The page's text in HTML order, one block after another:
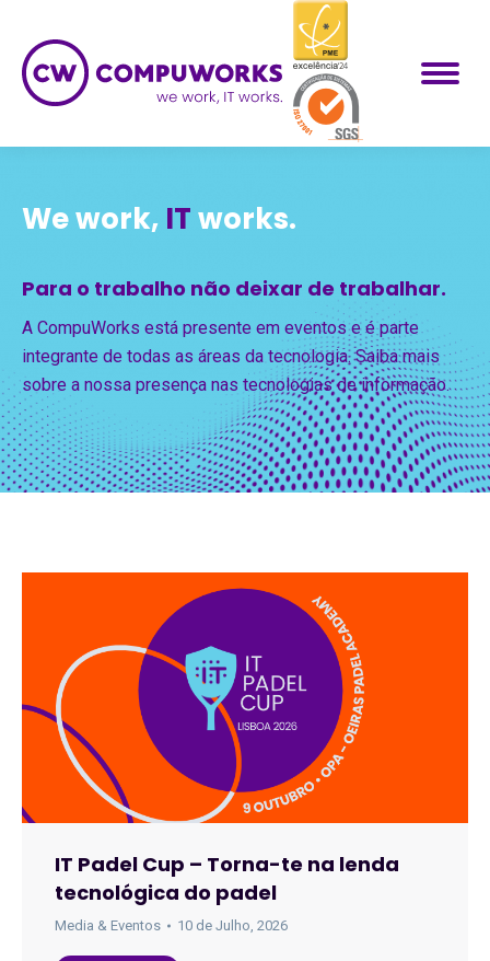
We work, ITworks.
Para o trabalho não deixar de trabalhar.
A CompuWorks está presente em eventos e é parte
integrante de todas as áreas da tecnologia. Saiba mais
sobre a nossa presença nas tecnologias de informação.
IT Padel Cup – Torna-te na lenda
tecnológica do padel
Media & Eventos 10 de Julho, 2026